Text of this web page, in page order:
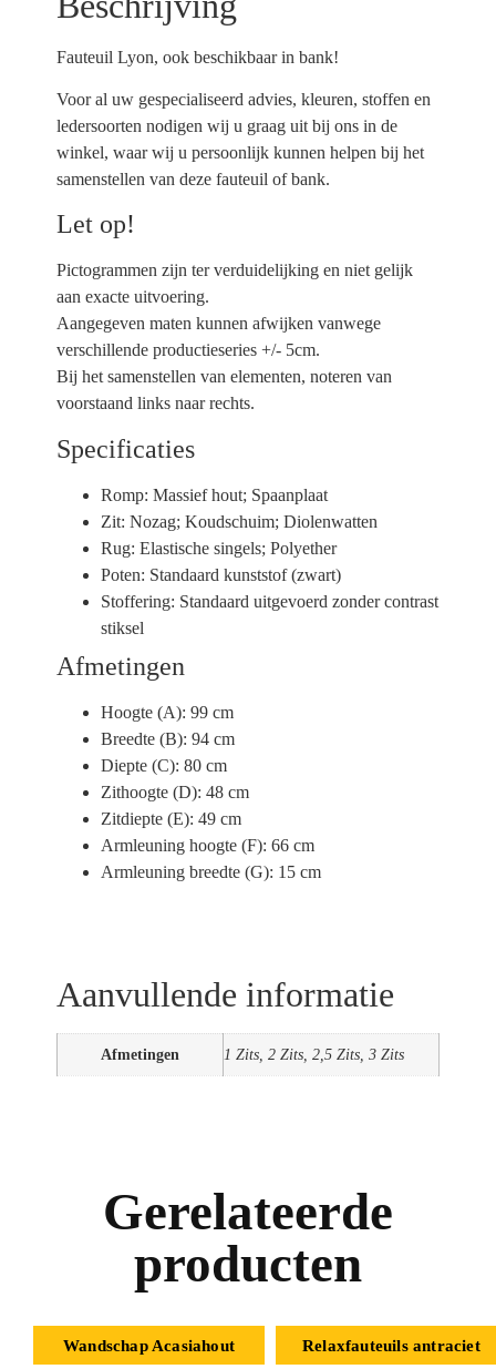
Fauteuil Lyon, ook beschikbaar in bank!
Voor al uw gespecialiseerd advies, kleuren, stoffen en
ledersoorten nodigen wij u graag uit bij ons in de
winkel, waar wij u persoonlijk kunnen helpen bij het
samenstellen van deze fauteuil of bank.
Let op!
Pictogrammen zijn ter verduidelijking en niet gelijk
aan exacte uitvoering.
Aangegeven maten kunnen afwijken vanwege
verschillende productieseries +/- 5cm.
Bij het samenstellen van elementen, noteren van
voorstaand links naar rechts.
Specificaties
Romp: Massief hout; Spaanplaat
Zit: Nozag; Koudschuim; Diolenwatten
Rug: Elastische singels; Polyether
Poten: Standaard kunststof (zwart)
Stoffering: Standaard uitgevoerd zonder contrast
stiksel
Afmetingen
Hoogte (A): 99 cm
Breedte (B): 94 cm
Diepte (C): 80 cm
Zithoogte (D): 48 cm
Zitdiepte (E): 49 cm
Armleuning hoogte (F): 66 cm
Armleuning breedte (G): 15 cm
Aanvullende informatie
Afmetingen 1 Zits, 2 Zits, 2,5 Zits, 3 Zits
Gerelateerde
producten
Wandschap Acasiahout Relaxfauteuils antraciet